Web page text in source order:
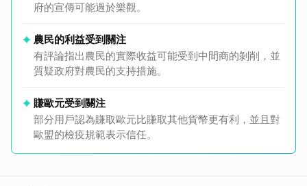
府的宣傳可能過於樂觀。
農民的利益受到關注
有評論指出農民的實際收益可能受到中間商的剝削，並
質疑政府對農民的支持措施。
賺歐元受到關注
部分用戶認為賺取歐元比賺取其他貨幣更有利，並且對
歐盟的檢疫規範表示信任。